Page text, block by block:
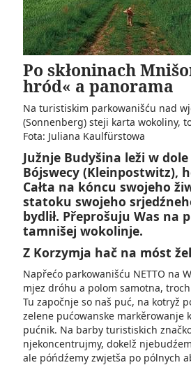
Po skłoninach
hród« a panorama
Na turistiskim parkowanišću nad
(Sonnenberg) steji karta wokoliny,
Fota: Juliana Kaulfürstowa
Južnje Budyšina leži w
Bójswecy (Kleinpostwitz),
Całta na kóncu swojeho
statoku swojeho
bydlił. Přeprošuju Was na
tamnišej wokolinje.
Z Korzymja hač na móst
Napřećo parkowanišću NETTO na
mjez dróhu a polom samotna,
Tu započnje so naš puć, na kotryž
zelene pućowanske markěrowanje
pućnik. Na barby turistiskich
njekoncentrujmy, dokelž
ale póńdźemy zwjetša po pólnych